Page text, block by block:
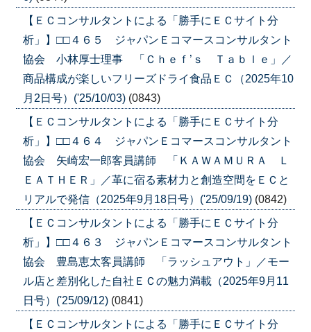
【ＥＣコンサルタントによる「勝手にＥＣサイト分
析」】□□４６５ ジャパンＥコマースコンサルタント
協会 小林厚士理事 「Ｃｈｅｆ’ｓ Ｔａｂｌｅ」／
商品構成が楽しいフリーズドライ食品ＥＣ（2025年10
月2日号）('25/10/03) (0843)
【ＥＣコンサルタントによる「勝手にＥＣサイト分
析」】□□４６４ ジャパンＥコマースコンサルタント
協会 矢崎宏一郎客員講師 「ＫＡＷＡＭＵＲＡ Ｌ
ＥＡＴＨＥＲ」／革に宿る素材力と創造空間をＥＣと
リアルで発信（2025年9月18日号）('25/09/19) (0842)
【ＥＣコンサルタントによる「勝手にＥＣサイト分
析」】□□４６３ ジャパンＥコマースコンサルタント
協会 豊島恵太客員講師 「ラッシュアウト」／モー
ル店と差別化した自社ＥＣの魅力満載（2025年9月11
日号）('25/09/12) (0841)
【ＥＣコンサルタントによる「勝手にＥＣサイト分